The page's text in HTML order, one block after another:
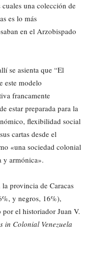
una colección de
es lo más
en el Arzobispado
se asienta que “El
este modelo
francamente
estar preparada para la
flexibilidad social
cartas desde el
«una sociedad colonial
y armónica».
provincia de Caracas
y negros, 16%),
el historiador Juan V.
in Colonial Venezuela